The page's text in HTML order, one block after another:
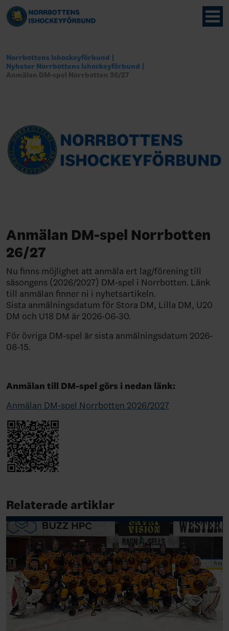
Norrbottens Ishockeyförbund
Nyheter Norrbottens Ishockeyförbund
Anmälan DM-spel Norrbotten 26/27
Anmälan DM-spel Norrbotten
26/27
Nu finns möjlighet att anmäla ert lag/förening till
säsongens (2026/2027) DM-spel i Norrbotten. Länk
till anmälan finner ni i nyhetsartikeln.
Sista anmälningsdatum för Stora DM, Lilla DM, U20
DM och U18 DM är 2026-06-30.
För övriga DM-spel är sista anmälningsdatum 2026-
08-15.
Anmälan till DM-spel görs i nedan länk:
Anmälan DM-spel Norrbotten 2026/2027
Relaterade artiklar